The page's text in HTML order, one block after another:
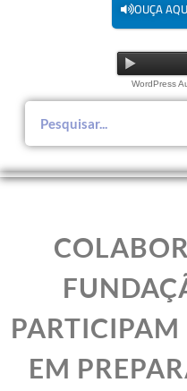
OUÇA
WordPress
EM